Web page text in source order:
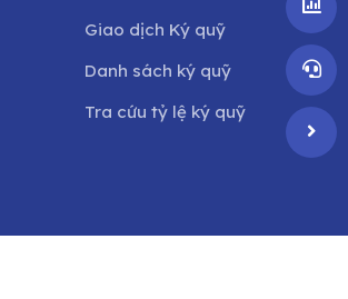
Giao dịch Ký quỹ
Danh sách ký quỹ
Tra cứu tỷ lệ ký quỹ